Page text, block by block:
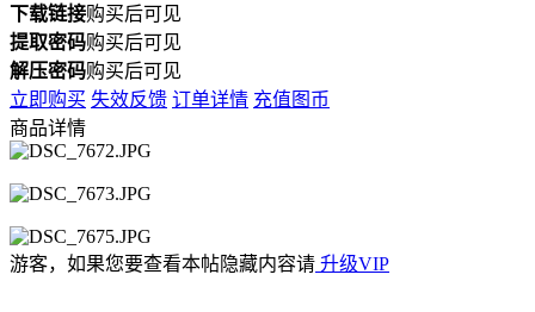
下载链接购买后可见
提取密码购买后可见
解压密码购买后可见
立即购买 失效反馈 订单详情 充值图币
商品详情
游客，如果您要查看本帖隐藏内容请 升级VIP